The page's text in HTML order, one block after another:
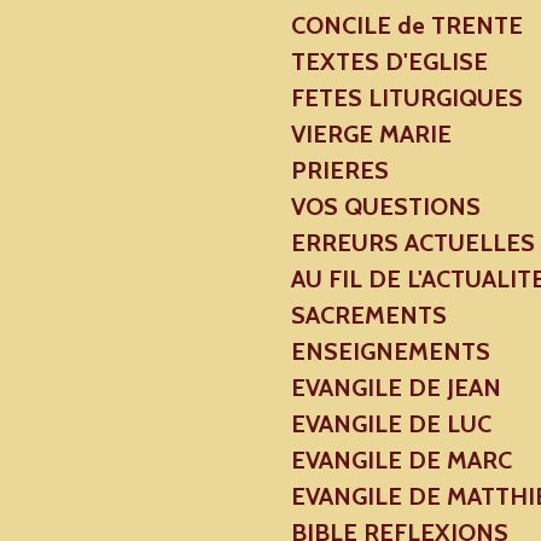
CONCILE de TRENTE
TEXTES D'EGLISE
FETES LITURGIQUES
VIERGE MARIE
PRIERES
VOS QUESTIONS
ERREURS ACTUELLES
AU FIL DE
SACREMENTS
ENSEIGNEMENTS
EVANGILE DE JEAN
EVANGILE DE LUC
EVANGILE DE MARC
EVANGILE DE
BIBLE REFLEXIONS